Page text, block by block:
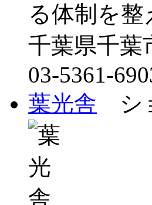
る体制を整
千葉県千葉
03-5361-
葉光舎 シ